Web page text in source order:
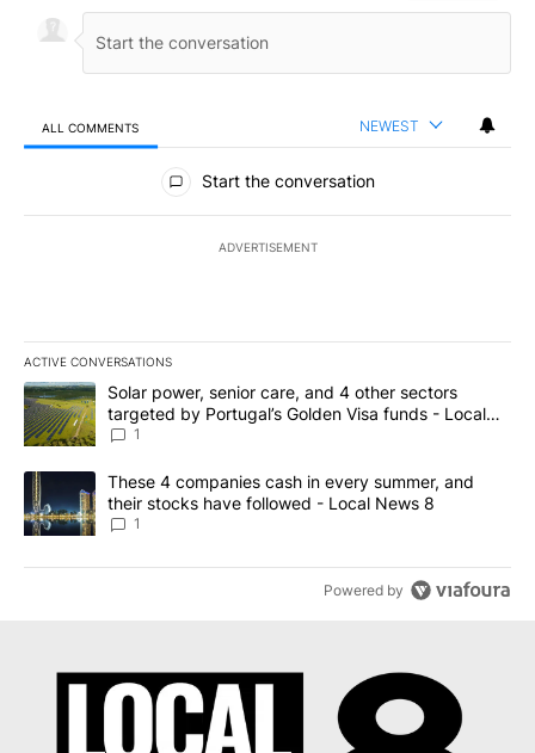
ALL COMMENTS NEWEST
All Comments
Start the conversation
ADVERTISEMENT
ACTIVE CONVERSATIONS
The following is a list of the most commented articles in the last
A trending article titled "Solar power, senior care, and 4 other
Solar power, senior care, and 4 other sectors
targeted by Portugal’s Golden Visa funds - Local
News 8
1
A trending article titled "These 4 companies cash in every
These 4 companies cash in every summer, and
their stocks have followed - Local News 8
1
Powered by